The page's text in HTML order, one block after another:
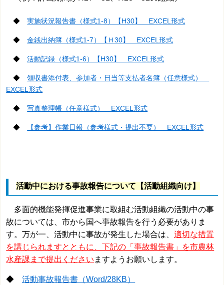
◆実施状況報告書（様式1-8）【H30】 EXCEL形式
◆金銭出納簿（様式1-7）【Ｈ30】 EXCEL形式
◆活動記録（様式1-6）【H30】 EXCEL形式
◆領収書添付表、参加者・日当等支払者名簿（任意様式）
EXCEL形式
◆写真整理帳（任意様式） EXCEL形式
◆ 【参考】作業日報（参考様式・提出不要） EXCEL形式
活動中における事故報告について【活動組織向け】
多面的機能発揮促進事業に取組む活動組織の活動中の事
故については、市から国へ事故報告を行う必要がありま
す。万が一、活動中に事故が発生した場合は、適切な措置
を講じられますとともに、下記の「事故報告書」を市農林
水産課まで提出ください ますようお願いします。
◆活動事故報告書（Word/28KB）